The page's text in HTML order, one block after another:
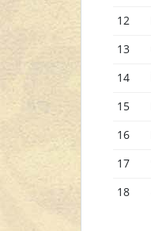
12
13
14
15
16
17
18